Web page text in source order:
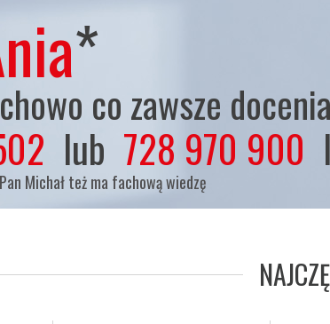
*
co zawsze
lub 728 970 900
Michał też ma fachową wiedzę